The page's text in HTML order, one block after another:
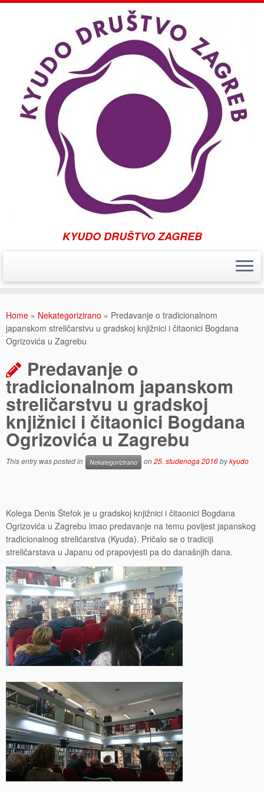
content
KYUDO DRUŠTVO ZAGREB
Home » Nekategorizirano » Predavanje o tradicionalnom
japanskom streličarstvu u gradskoj knjižnici i čitaonici Bogdana
Ogrizovića u Zagrebu
Predavanje o
tradicionalnom japanskom
streličarstvu u gradskoj
knjižnici i čitaonici Bogdana
Ogrizovića u Zagrebu
This entry was posted in Nekategorizirano on25. studenoga 2016bykyudo
Kolega Denis Štefok je u gradskoj knjižnici i čitaonici Bogdana
Ogrizovića u Zagrebu imao predavanje na temu povijest japanskog
tradicionalnog strelićarstva (Kyuda). Pričalo se o tradiciji
streličarstava u Japanu od prapovjesti pa do današnjih dana.